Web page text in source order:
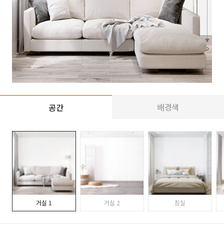
공간 배경색
거실 1 거실 2 침실